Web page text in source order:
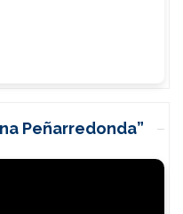
Peñarredonda”